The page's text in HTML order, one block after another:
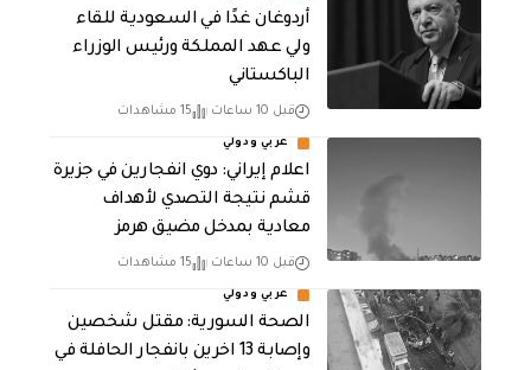
أردوغان غدًا في السعودية للقاء
ولي عهد المملكة ورئيس الوزراء
الباكستاني
قبل 10 ساعات 15 مشاهدات
عربي ودولي
اعلام إيراني: دوي انفجارين في جزيرة
قشم نتيجة التصدي لأهداف
معادية بمدخل مضيق هرمز
قبل 10 ساعات 15 مشاهدات
عربي ودولي
الصحة السورية: مقتل شخصين
وإصابة 13 اخرين بانفجار الحافلة في